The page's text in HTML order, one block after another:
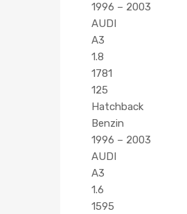
1996 – 2003
AUDI
A3
1.8
1781
125
Hatchback
Benzin
1996 – 2003
AUDI
A3
1.6
1595